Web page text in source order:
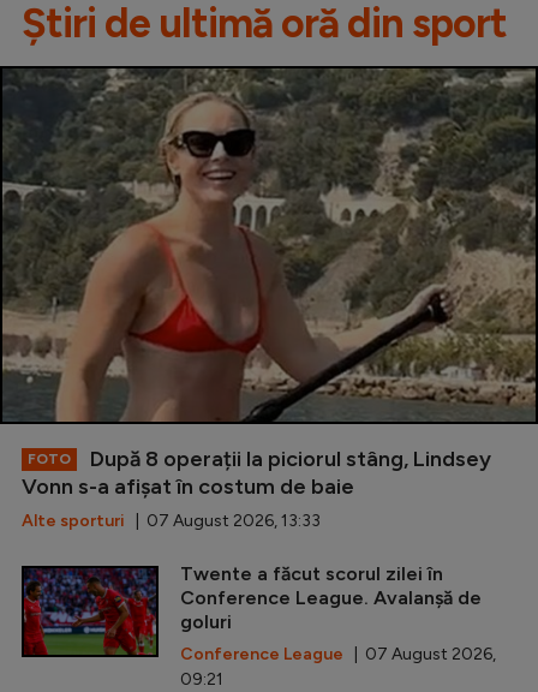
Știri de ultimă oră din sport
FOTO
După 8 operații la piciorul stâng, Lindsey
Vonn s-a afișat în costum de baie
Alte sporturi | 07 August 2026, 13:33
Twente a făcut scorul zilei în
Conference League. Avalanșă de
goluri
Conference League | 07 August 2026,
09:21